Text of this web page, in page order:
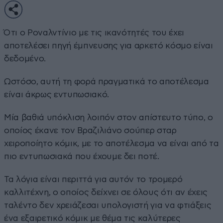
Ότι ο Ροναλντίνιο με τις ικανότητές του έχει
αποτελέσει πηγή έμπνευσης για αρκετό κόσμο είναι
δεδομένο.
Ωστόσο, αυτή τη φορά πραγματικά το αποτέλεσμα
είναι άκρως εντυπωσιακό.
Μία βαθιά υπόκλιση λοιπόν στον απίστευτο τύπο, ο
οποίος έκανε τον Βραζιλιάνο σούπερ σταρ
χειροποίητο κόμικ, με το αποτέλεσμα να είναι από τα
πιο εντυπωσιακά που έχουμε δει ποτέ.
Τα λόγια είναι περιττά για αυτόν το τρομερό
καλλιτέχνη, ο οποίος δείχνει σε όλους ότι αν έχεις
ταλέντο δεν χρειάζεσαι υπολογιστή για να φτιάξεις
ένα εξαιρετικό κόμικ με θέμα τις καλύτερες